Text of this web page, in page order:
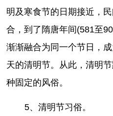
明及寒食节的日期接近，
合，到了隋唐年间(581至
渐渐融合为同一个节日，
天的清明节。从此，清明
种固定的风俗。
5、清明节习俗。